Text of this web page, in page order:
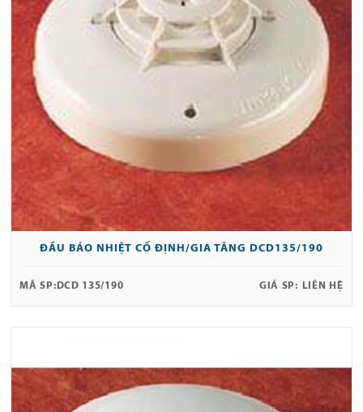
ĐẦU BÁO NHIỆT CỐ ĐỊNH/GIA TĂNG DCD135/190
MÃ SP: DCD 135/190 GIÁ SP: LIÊN HỆ